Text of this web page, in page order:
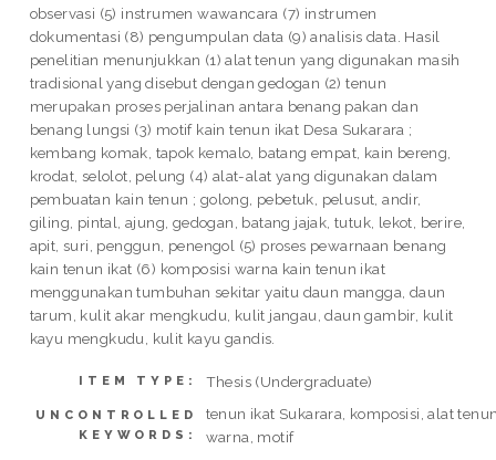
observasi (5) instrumen wawancara (7) instrumen
dokumentasi (8) pengumpulan data (9) analisis data. Hasil
penelitian menunjukkan (1) alat tenun yang digunakan masih
tradisional yang disebut dengan gedogan (2) tenun
merupakan proses perjalinan antara benang pakan dan
benang lungsi (3) motif kain tenun ikat Desa Sukarara ;
kembang komak, tapok kemalo, batang empat, kain bereng,
krodat, selolot, pelung (4) alat-alat yang digunakan dalam
pembuatan kain tenun ; golong, pebetuk, pelusut, andir,
giling, pintal, ajung, gedogan, batang jajak, tutuk, lekot, berire,
apit, suri, penggun, penengol (5) proses pewarnaan benang
kain tenun ikat (6) komposisi warna kain tenun ikat
menggunakan tumbuhan sekitar yaitu daun mangga, daun
tarum, kulit akar mengkudu, kulit jangau, daun gambir, kulit
kayu mengkudu, kulit kayu gandis.
ITEM TYPE: Thesis (Undergraduate)
UNCONTROLLED
KEYWORDS:
tenun ikat Sukarara, komposisi, alat
warna, motif